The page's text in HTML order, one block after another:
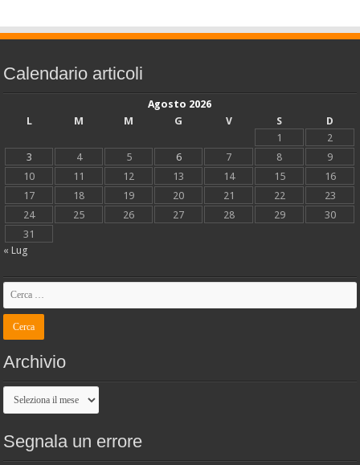
Calendario articoli
Agosto 2026
L
M M G V S
D
1
2
3
4 5 6 7 8
9
10
11 12 13 14 15
16
17
18 19 20 21 22
23
24
25 26 27 28 29
30
31
« Lug
Archivio
Archivio
Segnala un errore